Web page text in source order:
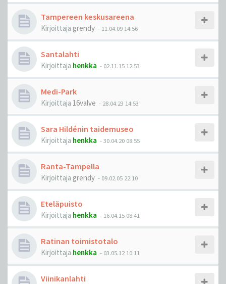
Tampereen keskusareena
Kirjoittaja grendy - 11.04.09 14:56
Santalahti
Kirjoittaja henkka - 02.11.15 12:53
Medi-Park
Kirjoittaja 16valve - 28.04.23 14:53
Sara Hildénin taidemuseo
Kirjoittaja henkka -30.04.20 08:55
Ranta-Tampella
Kirjoittaja grendy - 09.02.05 22:10
Eteläpuisto
Kirjoittaja henkka - 16.04.15 08:41
Ratinan toimistotalo
Kirjoittaja henkka - 03.05.12 10:11
Viinikanlahti